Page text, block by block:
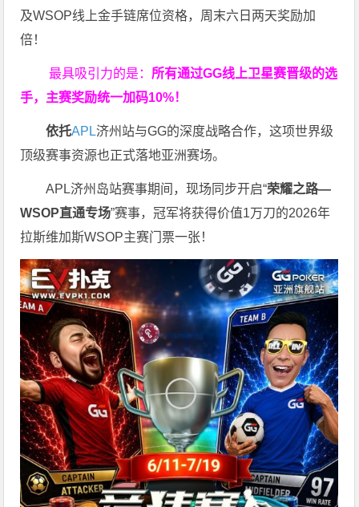
及WSOP线上金手链席位资格， 周末六日两天奖励加
倍！
最具吸引力的是：所有通过GG线上卫星赛晋级的选
手，主赛奖励统一加码10%！
依托APL济州站与GG的深度战略合作，这项世界级
顶级赛事资源也正式落地亚洲赛场。
APL济州岛站赛事期间，现场同步开启“荣耀之路—
WSOP直通专场”赛事，冠军将获得价值1万刀的2026年
拉斯维加斯WSOP主赛门票一张！